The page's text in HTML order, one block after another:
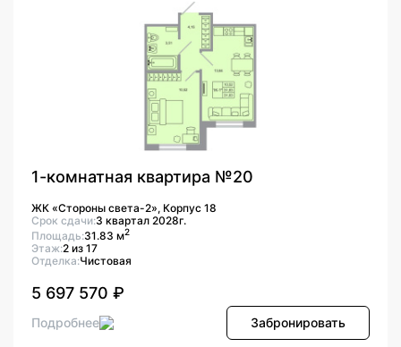
1-комнатная квартира №20
ЖК «Стороны света-2», Корпус 18
Срок сдачи:3 квартал 2028г.
Площадь:31.83 м2
Этаж:2 из 17
Отделка:Чистовая
5 697 570 ₽
Подробнее Забронировать